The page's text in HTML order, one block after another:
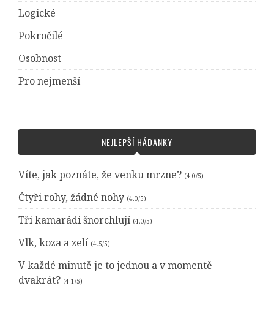
Logické
Pokročilé
Osobnost
Pro nejmenší
NEJLEPŠÍ HÁDANKY
Víte, jak poznáte, že venku mrzne? (4.0/5)
Čtyři rohy, žádné nohy (4.0/5)
Tři kamarádi šnorchlují (4.0/5)
Vlk, koza a zelí (4.5/5)
V každé minutě je to jednou a v momentě
dvakrát? (4.1/5)